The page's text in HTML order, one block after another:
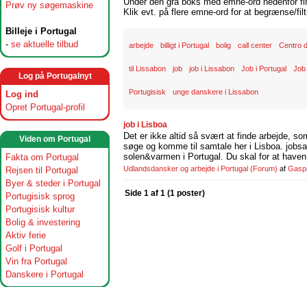
Prøv ny søgemaskine
Billeje i Portugal
- se aktuelle tilbud
Log på Portugalnyt
Log ind
Opret Portugal-profil
Viden om Portugal
Fakta om Portugal
Rejsen til Portugal
Byer & steder i Portugal
Portugisisk sprog
Portugisisk kultur
Bolig & investering
Aktiv ferie
Golf i Portugal
Vin fra Portugal
Danskere i Portugal
Klik evt. på flere emne-ord for at begrænse/
arbejde billigt i Portugal bolig call center Centro
til Lissabon job job i Lissabon Job i Portugal Job
Portugisisk unge danskere i Lissabon
job i Lisboa
Det er ikke altid så svært at finde arbejde,
søge og komme til samtale her i Lisboa.
solen&varmen i Portugal. Du skal for at
Udlandsdansker og arbejde i Portugal (Forum) af
Side 1 af 1 (1 poster)